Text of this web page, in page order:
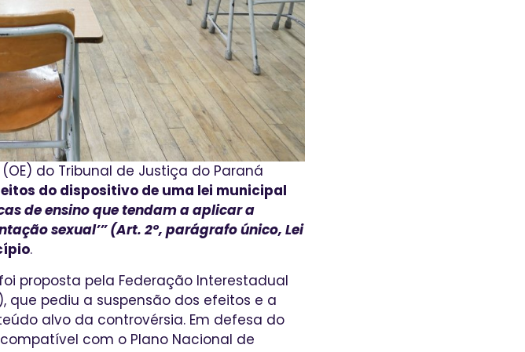
do Tribunal de Justiça do Paraná
do dispositivo de uma lei municipal
de ensino que tendam a aplicar a
sexual’” (Art. 2º, parágrafo único, Lei
.
proposta pela Federação Interestadual
que pediu a suspensão dos efeitos e a
alvo da controvérsia. Em defesa do
com o Plano Nacional de